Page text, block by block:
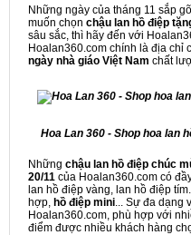
Những ngày của tháng 11 sắp
muốn chọn chậu lan hồ điệp
sâu sắc, thì hãy đến với
Hoalan360.com chính là địa chỉ
ngày nhà giáo Việt Nam chất
Hoa Lan 360 - Shop hoa lan
Những chậu lan hồ điệp chúc
20/11 của Hoalan360.com có
lan hồ điệp vàng, lan hồ điệp
hợp, hồ điệp mini... Sự đa dạng
Hoalan360.com, phù hợp với
điểm được nhiều khách hàng